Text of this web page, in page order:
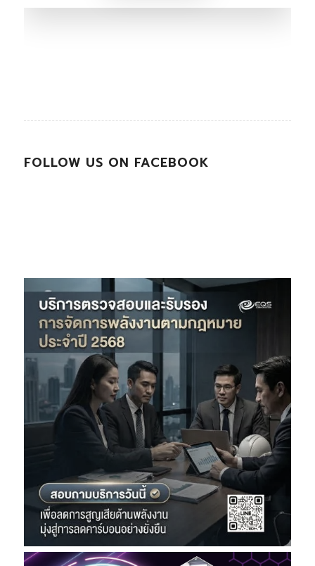
FOLLOW US ON FACEBOOK